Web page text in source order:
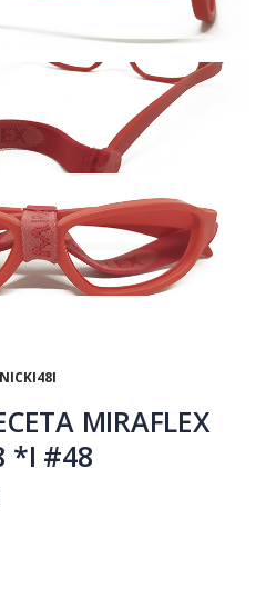
MIRAFLEX
*I #48